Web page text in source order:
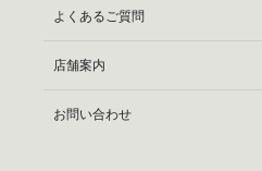
よくあるご質問
店舗案内
お問い合わせ